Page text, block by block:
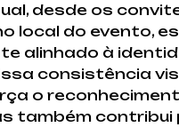
desde os
local do evento,
alinhado à
consistência
o
também contribui